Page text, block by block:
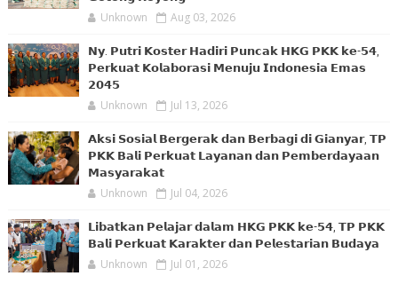
Unknown Aug 03, 2026
𝗡𝘆. 𝗣𝘂𝘁𝗿𝗶 𝗞𝗼𝘀𝘁𝗲𝗿 𝗛𝗮𝗱𝗶𝗿𝗶 𝗣𝘂𝗻𝗰𝗮𝗸 𝗛𝗞𝗚 𝗣𝗞𝗞 𝗸𝗲-𝟱𝟰,
𝗣𝗲𝗿𝗸𝘂𝗮𝘁 𝗞𝗼𝗹𝗮𝗯𝗼𝗿𝗮𝘀𝗶 𝗠𝗲𝗻𝘂𝗷𝘂 𝗜𝗻𝗱𝗼𝗻𝗲𝘀𝗶𝗮 𝗘𝗺𝗮𝘀
𝟮𝟬𝟰𝟱
Unknown Jul 13, 2026
𝗔𝗸𝘀𝗶 𝗦𝗼𝘀𝗶𝗮𝗹 𝗕𝗲𝗿𝗴𝗲𝗿𝗮𝗸 𝗱𝗮𝗻 𝗕𝗲𝗿𝗯𝗮𝗴𝗶 𝗱𝗶 𝗚𝗶𝗮𝗻𝘆𝗮𝗿, 𝗧𝗣
𝗣𝗞𝗞 𝗕𝗮𝗹𝗶 𝗣𝗲𝗿𝗸𝘂𝗮𝘁 𝗟𝗮𝘆𝗮𝗻𝗮𝗻 𝗱𝗮𝗻 𝗣𝗲𝗺𝗯𝗲𝗿𝗱𝗮𝘆𝗮𝗮𝗻
𝗠𝗮𝘀𝘆𝗮𝗿𝗮𝗸𝗮𝘁
Unknown Jul 04, 2026
𝗟𝗶𝗯𝗮𝘁𝗸𝗮𝗻 𝗣𝗲𝗹𝗮𝗷𝗮𝗿 𝗱𝗮𝗹𝗮𝗺 𝗛𝗞𝗚 𝗣𝗞𝗞 𝗸𝗲-𝟱𝟰, 𝗧𝗣 𝗣𝗞𝗞
𝗕𝗮𝗹𝗶 𝗣𝗲𝗿𝗸𝘂𝗮𝘁 𝗞𝗮𝗿𝗮𝗸𝘁𝗲𝗿 𝗱𝗮𝗻 𝗣𝗲𝗹𝗲𝘀𝘁𝗮𝗿𝗶𝗮𝗻 𝗕𝘂𝗱𝗮𝘆𝗮
Unknown Jul 01, 2026